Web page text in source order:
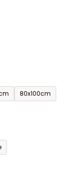
80x100cm